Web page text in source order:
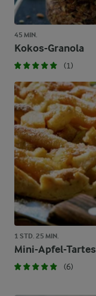
45 MIN.
Kokos-Granola
(1)
1 STD. 25 MIN.
Mini-Apfel-Tartes
(6)